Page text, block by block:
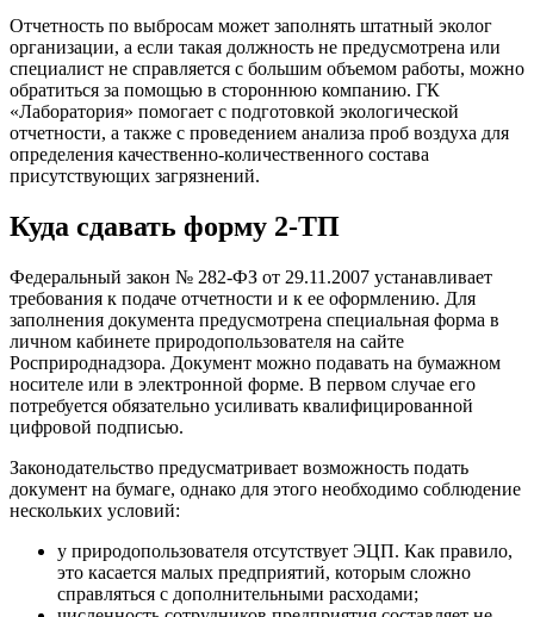
Отчетность по выбросам может заполнять штатный эколог
организации, а если такая должность не предусмотрена или
специалист не справляется с большим объемом работы, можно
обратиться за помощью в стороннюю компанию. ГК
«Лаборатория» помогает с подготовкой экологической
отчетности, а также с проведением анализа проб воздуха для
определения качественно-количественного состава
присутствующих загрязнений.
Куда сдавать форму 2-ТП
Федеральный закон № 282-ФЗ от 29.11.2007 устанавливает
требования к подаче отчетности и к ее оформлению. Для
заполнения документа предусмотрена специальная форма в
личном кабинете природопользователя на сайте
Росприроднадзора. Документ можно подавать на бумажном
носителе или в электронной форме. В первом случае его
потребуется обязательно усиливать квалифицированной
цифровой подписью.
Законодательство предусматривает возможность подать
документ на бумаге, однако для этого необходимо соблюдение
нескольких условий:
у природопользователя отсутствует ЭЦП. Как правило,
это касается малых предприятий, которым сложно
справляться с дополнительными расходами;